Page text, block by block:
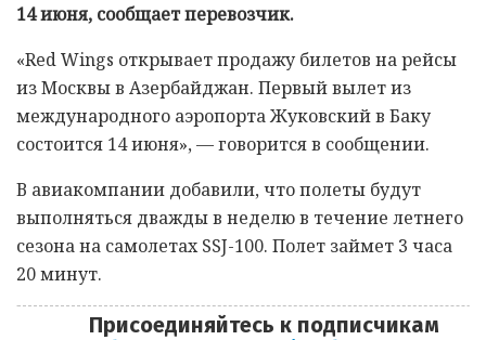
14 июня, сообщает перевозчик.
«Red Wings открывает продажу билетов на рейсы
из Москвы в Азербайджан. Первый вылет из
международного аэропорта Жуковский в Баку
состоится 14 июня», — говорится в сообщении.
В авиакомпании добавили, что полеты будут
выполняться дважды в неделю в течение летнего
сезона на самолетах SSJ-100. Полет займет 3 часа
20 минут.
Присоединяйтесь к подписчикам